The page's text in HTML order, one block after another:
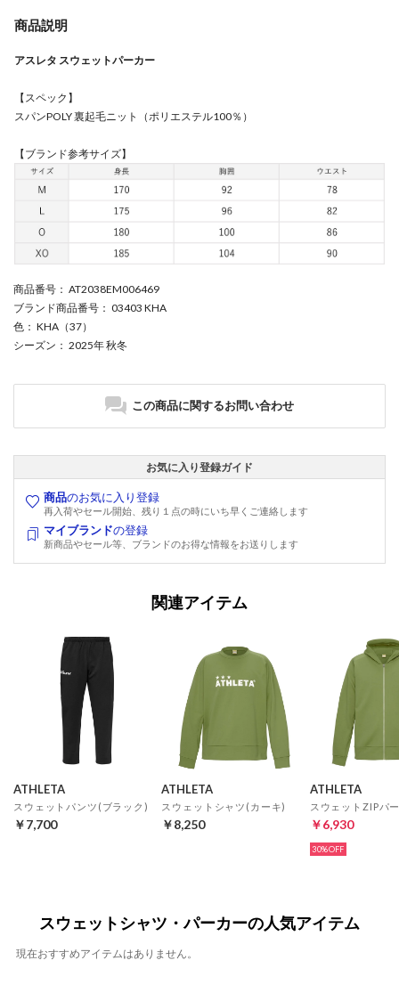
商品説明
アスレタ スウェットパーカー
【スペック】
スパンPOLY 裏起毛ニット（ポリエステル100％）
【ブランド参考サイズ】
商品番号 ： AT2038EM006469
ブランド商品番号 ： 03403 KHA
色 ： KHA（37）
シーズン ： 2025年 秋冬
この商品に関するお問い合わせ
お気に入り登録ガイド
商品のお気に入り登録
再入荷やセール開始、残り１点の時にいち早くご連絡します
マイブランドの登録
新商品やセール等、ブランドのお得な情報をお送りします
関連アイテム
ATHLETA
スウェットパンツ(ブラック)
￥7,700
ATHLETA
スウェットシャツ(カーキ)
￥8,250
ATHLETA
￥6,930
30%
スウェットシャツ・パーカーの人気アイテム
現在おすすめアイテムはありません。